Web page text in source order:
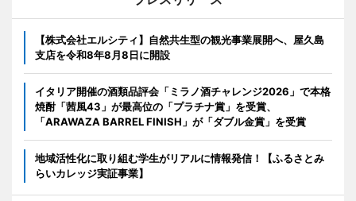
【株式会社エルシティ】自然共生型の観光事業展開へ、屋久島
支店を令和8年8月8日に開設
イタリア開催の酒類品評会「ミラノ酒チャレンジ2026」で本格
焼酎「茜風43」が最高位の「プラチナ賞」を受賞、
「ARAWAZA BARREL FINISH」が「ダブル金賞」を受賞
地域活性化に取り組む学生がリアルに情報発信！【ふるさとみ
らいカレッジ実証事業】